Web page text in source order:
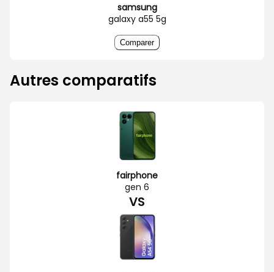
samsung
galaxy a55 5g
Comparer
Autres comparatifs
fairphone
gen 6
VS